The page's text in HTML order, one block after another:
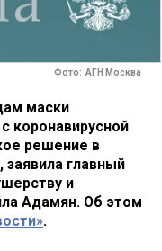
Фото: АГН Москва
маски
коронавирусной
решение в
главный
и
Адамян. Об этом
.